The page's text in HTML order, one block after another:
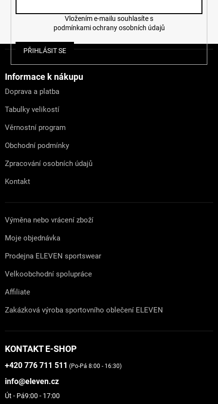
podmínkami ochrany osobních údajů
PŘIHLÁSIT SE
Informace k nákupu
Doprava a platba
Tabulky velikostí
Věrnostní program
Obchodní podmínky
Zpracování osobních údajů
Kontakt
Výměna nebo vrácení zboží
Moje objednávka
Prodejna ELEVEN sportswear
Velkoobchodní spolupráce
Affiliate
Zakázková výroba sportovního oblečení ELEVEN
KONTAKT E-SHOP
+420 776 711 511 (Po-Pá 8:00 - 16:30)
info@eleven.cz
Út - Pá9:00 - 17:00